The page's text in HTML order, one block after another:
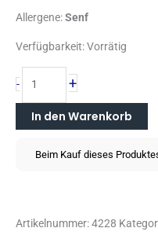
Allergene:Senf
Verfügbarkeit:Vorrätig
- +
In den Warenkorb
Beim Kauf dieses
Artikelnummer:4228